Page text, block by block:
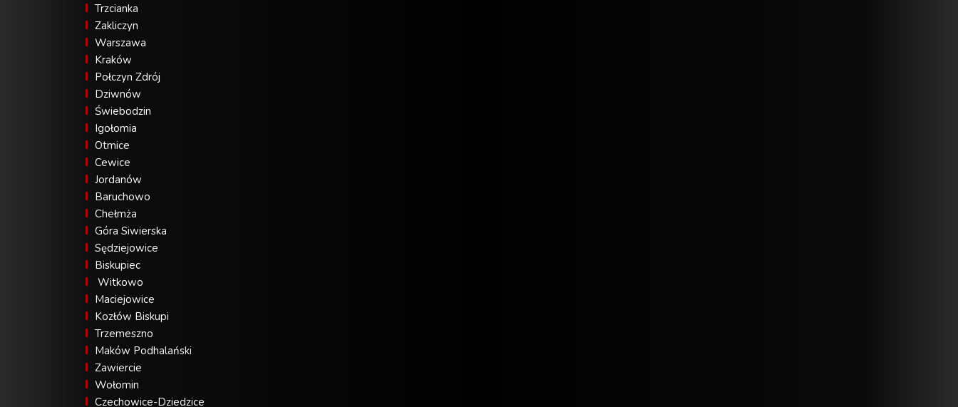
Trzcianka
Zakliczyn
Warszawa
Kraków
Połczyn Zdrój
Dziwnów
Świebodzin
Igołomia
Otmice
Cewice
Jordanów
Baruchowo
Chełmża
Góra Siwierska
Sędziejowice
Biskupiec
Witkowo
Maciejowice
Kozłów Biskupi
Trzemeszno
Maków Podhalański
Zawiercie
Wołomin
Czechowice-Dziedzice